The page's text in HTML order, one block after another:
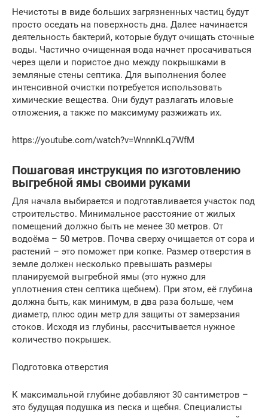
Нечистоты в виде больших загрязненных частиц будут
просто оседать на поверхность дна. Далее начинается
деятельность бактерий, которые будут очищать сточные
воды. Частично очищенная вода начнет просачиваться
через щели и пористое дно между покрышками в
земляные стены септика. Для выполнения более
интенсивной очистки потребуется использовать
химические вещества. Они будут разлагать иловые
отложения, а также по максимуму разжижать их.
https://youtube.com/watch?v=WnnnKLq7WfM
Пошаговая инструкция по изготовлению
выгребной ямы своими руками
Для начала выбирается и подготавливается участок под
строительство. Минимальное расстояние от жилых
помещений должно быть не менее 30 метров. От
водоёма – 50 метров. Почва сверху очищается от сора и
растений – это поможет при копке. Размер отверстия в
земле должен несколько превышать размеры
планируемой выгребной ямы (это нужно для
уплотнения стен септика щебнем). При этом, её глубина
должна быть, как минимум, в два раза больше, чем
диаметр, плюс один метр для защиты от замерзания
стоков. Исходя из глубины, рассчитывается нужное
количество покрышек.
Подготовка отверстия
К максимальной глубине добавляют 30 сантиметров –
это будущая подушка из песка и щебня. Специалисты